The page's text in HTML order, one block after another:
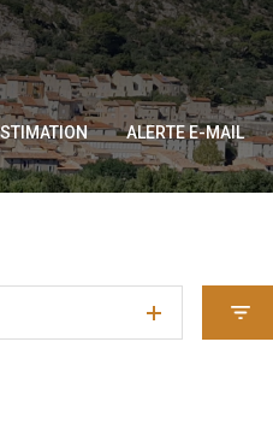
ALERTE E-MAIL